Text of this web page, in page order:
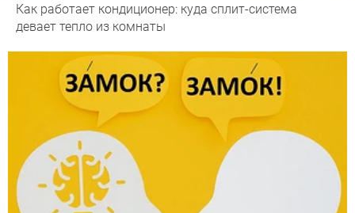
Как работает кондиционер: куда сплит-система
девает тепло из комнаты